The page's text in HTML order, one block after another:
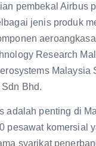
pembekal Airbus
jenis produk
Research
Malaysia
Bhd.
adalah penting di
pesawat komersial
syarikat